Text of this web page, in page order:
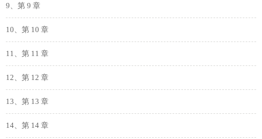
9、第 9 章
10、第 10 章
11、第 11 章
12、第 12 章
13、第 13 章
14、第 14 章